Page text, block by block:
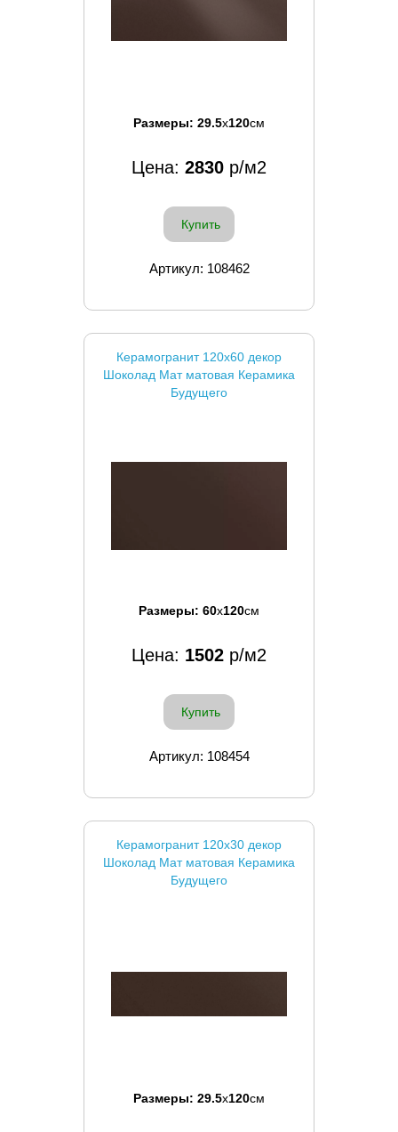
Размеры: 29.5x120см
Цена: 2830 р/м2
Купить
Артикул: 108462
Керамогранит 120x60 декор
Шоколад Мат матовая Керамика
Будущего
Размеры: 60x120см
Цена: 1502 р/м2
Купить
Артикул: 108454
Керамогранит 120x30 декор
Шоколад Мат матовая Керамика
Будущего
Размеры: 29.5x120см